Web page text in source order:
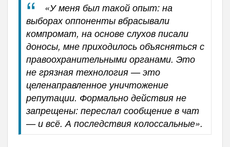
«У меня был такой опыт: на
выборах оппоненты вбрасывали
компромат, на основе слухов писали
доносы, мне приходилось объясняться с
правоохранительными органами. Это
не грязная технология — это
целенаправленное уничтожение
репутации. Формально действия не
запрещены: переслал сообщение в чат
— и всё. А последствия колоссальные».